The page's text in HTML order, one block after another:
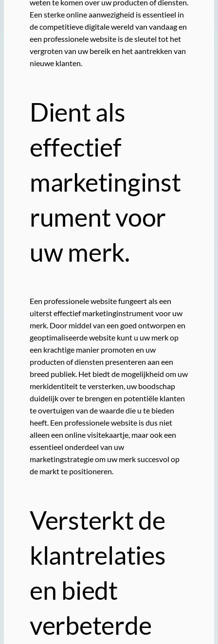
weten te komen over uw producten of diensten.
Een sterke online aanwezigheid is essentieel in
de competitieve digitale wereld van vandaag en
een professionele website is de sleutel tot het
vergroten van uw bereik en het aantrekken van
nieuwe klanten.
Dient als
effectief
marketinginst
rument voor
uw merk.
Een professionele website fungeert als een
uiterst effectief marketinginstrument voor uw
merk. Door middel van een goed ontworpen en
geoptimaliseerde website kunt u uw merk op
een krachtige manier promoten en uw
producten of diensten presenteren aan een
breed publiek. Het biedt de mogelijkheid om uw
merkidentiteit te versterken, uw boodschap
duidelijk over te brengen en potentiële klanten
te overtuigen van de waarde die u te bieden
heeft. Een professionele website is dus niet
alleen een online visitekaartje, maar ook een
essentieel onderdeel van uw
marketingstrategie om uw merk succesvol op
de markt te positioneren.
Versterkt de
klantrelaties
en biedt
verbeterde